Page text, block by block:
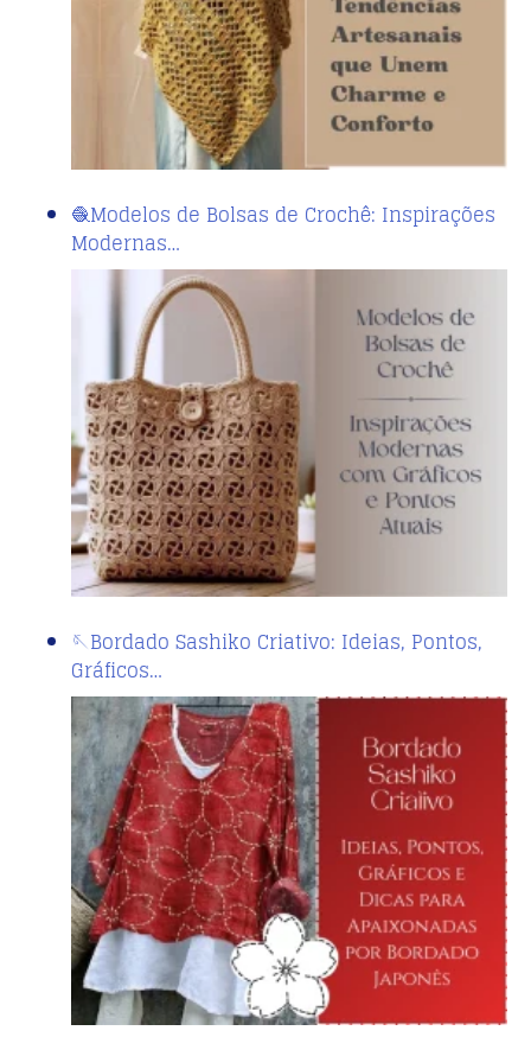
🧶Modelos de Bolsas de Crochê: Inspirações
Modernas…
🪡Bordado Sashiko Criativo: Ideias, Pontos,
Gráficos…